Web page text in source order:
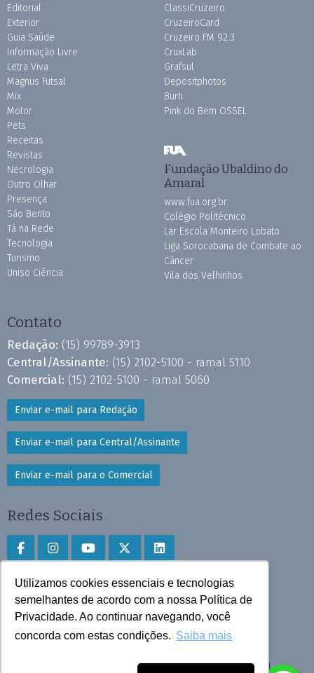
Utilizamos cookies essenciais e tecnologias
semelhantes de acordo com a nossa Política de
Privacidade. Ao continuar navegando, você
concorda com estas condições. Saiba mais
Editorial
Exterior
Guia Saúde
Informação Livre
Letra Viva
Magnus Futsal
Mix
Motor
Pets
Receitas
Revistas
Necrologia
Outro Olhar
Presença
São Bento
Tá na Rede
Tecnologia
Turismo
Uniso Ciência
ClassiCruzeiro
CruzeiroCard
Cruzeiro FM 92.3
CruxLab
Grafsul
Depositphotos
Burh
Pink do Bem OSSEL
Fundação Ubaldino do
Amaral
www.fua.org.br
Colégio Politécnico
Lar Escola Monteiro Lobato
Liga Sorocabana de Combate ao
Câncer
Vila dos Velhinhos
Contato
Redação: (15) 99789-3913
Central/Assinante: (15) 2102-5100 - ramal 5110
Comercial: (15) 2102-5100 - ramal 5060
Enviar e-mail para Redação
Enviar e-mail para Central/Assinante
Enviar e-mail para o Comercial
Redes Sociais
Faça download do aplicativo
Play Store e App Store
Todos os direitos reservados © 2025 Cruzeiro do Sul